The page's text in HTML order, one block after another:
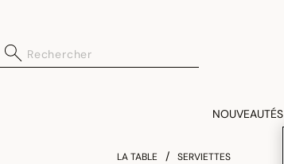
NOUVEAUTÉS
LA TABLE SERVIETTES